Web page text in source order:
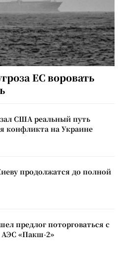
ЕС воровать
США реальный путь
конфликта на Украине
продолжатся до полной
предлог поторговаться с
АЭС «Пакш-2»